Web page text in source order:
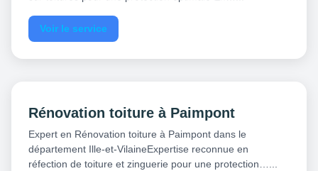
Voir le service
Rénovation toiture à Paimpont
Expert en Rénovation toiture à Paimpont dans le
département Ille-et-VilaineExpertise reconnue en
réfection de toiture et zinguerie pour une protection…...